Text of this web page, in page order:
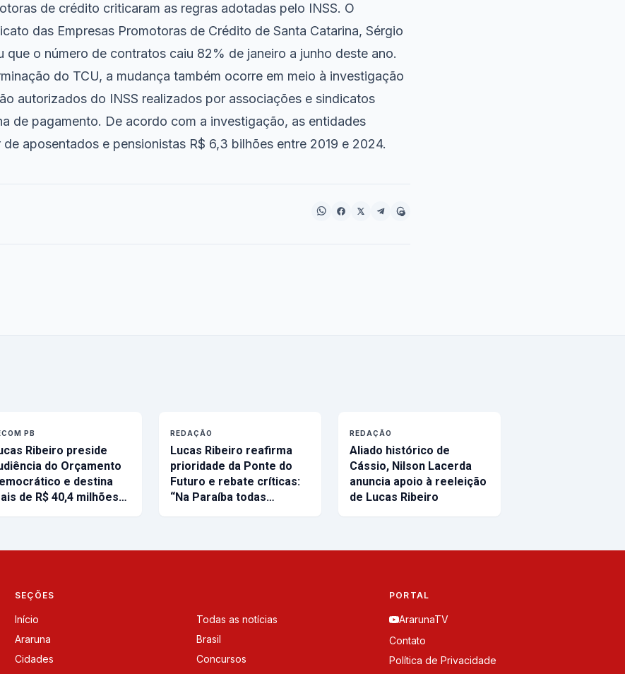
de crédito criticaram as regras adotadas pelo INSS. O
das Empresas Promotoras de Crédito de Santa Catarina, Sérgio
que o número de contratos caiu 82% de janeiro a junho deste ano.
do TCU, a mudança também ocorre em meio à investigação
autorizados do INSS realizados por associações e sindicatos
de pagamento. De acordo com a investigação, as entidades
aposentados e pensionistas R$ 6,3 bilhões entre 2019 e 2024.
PB
Ribeiro preside
do Orçamento
e destina
de R$ 40,4 milhões…
REDAÇÃO
Lucas Ribeiro reafirma
prioridade da Ponte do
Futuro e rebate críticas:
“Na Paraíba todas…
REDAÇÃO
Aliado histórico de
Cássio, Nilson Lacerda
anuncia apoio à reeleição
de Lucas Ribeiro
SEÇÕES
Início
Todas as notícias
Araruna
Brasil
Cidades
Concursos
PORTAL
ArarunaTV
Contato
Política de Privacidade